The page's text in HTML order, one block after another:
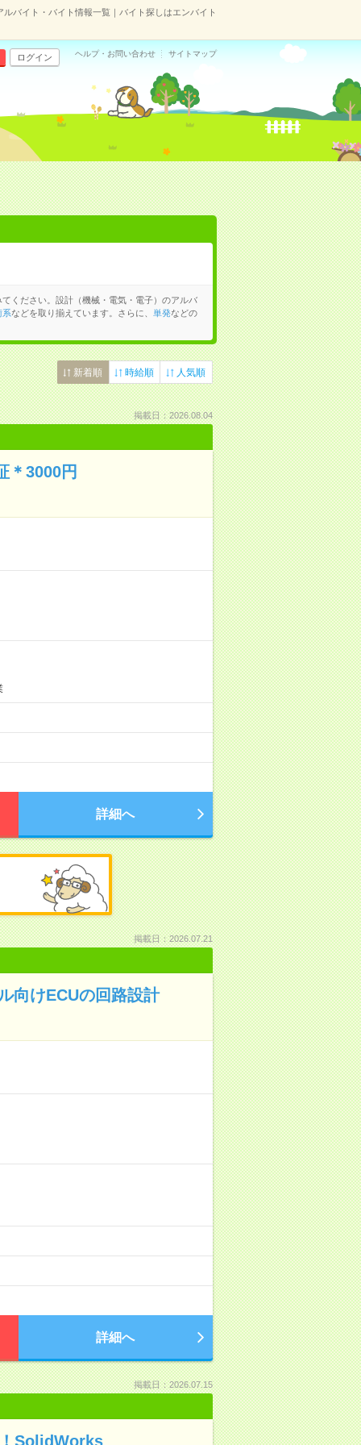
バイト・バイト情報一覧｜バイト探しはエンバイト
ログイン ヘルプ・お問い合わせ サイトマップ
ください。設計（機械・電気・電子）のアルバ
系などを取り揃えています。さらに、 単発などの
新着順 時給順 人気順
掲載日：2026.08.04
＊3000円
詳細へ
掲載日：2026.07.21
向けECUの回路設計
詳細へ
掲載日：2026.07.15
SolidWorks